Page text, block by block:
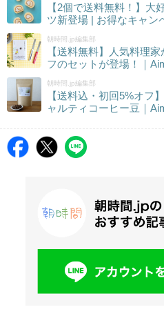
【2個で送料無料！】大
ツ新登場 | お得なキャン
朝時間.jp編集部
【送料無料】人気料理
フのセットが登場！｜
朝時間.jp編集部
【送料込・初回5%オフ
ャルティコーヒー豆｜